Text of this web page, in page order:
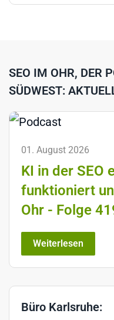
SEO IM OHR, DER
SÜDWEST:
01. August 2026
KI in der SEO
funktioniert
Ohr - Folge
Weiterlesen
Büro Karlsruhe: